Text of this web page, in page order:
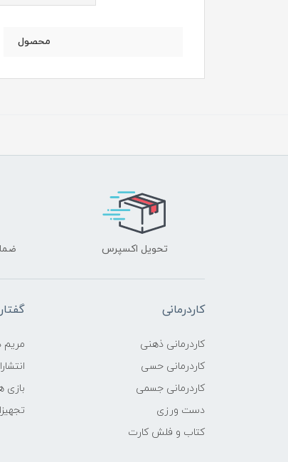
محصول
تحویل اکسپرس
کاردرمانی
کاردرمانی ذهنی
کاردرمانی حسی
کاردرمانی جسمی
دست ورزی
کتاب و فلش کارت
مریم
بازی